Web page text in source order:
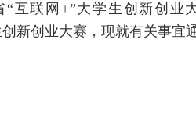
互联网+”大学生创新创业
新创业大赛，现就有关事宜